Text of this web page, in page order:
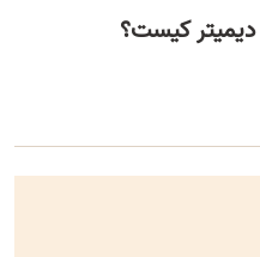
کیست؟